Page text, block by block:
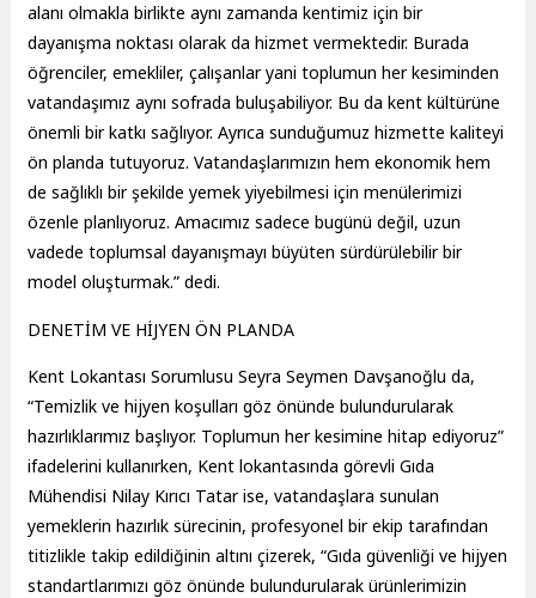
alanı olmakla birlikte aynı zamanda kentimiz için bir
dayanışma noktası olarak da hizmet vermektedir. Burada
öğrenciler, emekliler, çalışanlar yani toplumun her kesiminden
vatandaşımız aynı sofrada buluşabiliyor. Bu da kent kültürüne
önemli bir katkı sağlıyor. Ayrıca sunduğumuz hizmette kaliteyi
ön planda tutuyoruz. Vatandaşlarımızın hem ekonomik hem
de sağlıklı bir şekilde yemek yiyebilmesi için menülerimizi
özenle planlıyoruz. Amacımız sadece bugünü değil, uzun
vadede toplumsal dayanışmayı büyüten sürdürülebilir bir
model oluşturmak.” dedi.
DENETİM VE HİJYEN ÖN PLANDA
Kent Lokantası Sorumlusu Seyra Seymen Davşanoğlu da,
“Temizlik ve hijyen koşulları göz önünde bulundurularak
hazırlıklarımız başlıyor. Toplumun her kesimine hitap ediyoruz”
ifadelerini kullanırken, Kent lokantasında görevli Gıda
Mühendisi Nilay Kırıcı Tatar ise, vatandaşlara sunulan
yemeklerin hazırlık sürecinin, profesyonel bir ekip tarafından
titizlikle takip edildiğinin altını çizerek, “Gıda güvenliği ve hijyen
standartlarımızı göz önünde bulundurularak ürünlerimizin